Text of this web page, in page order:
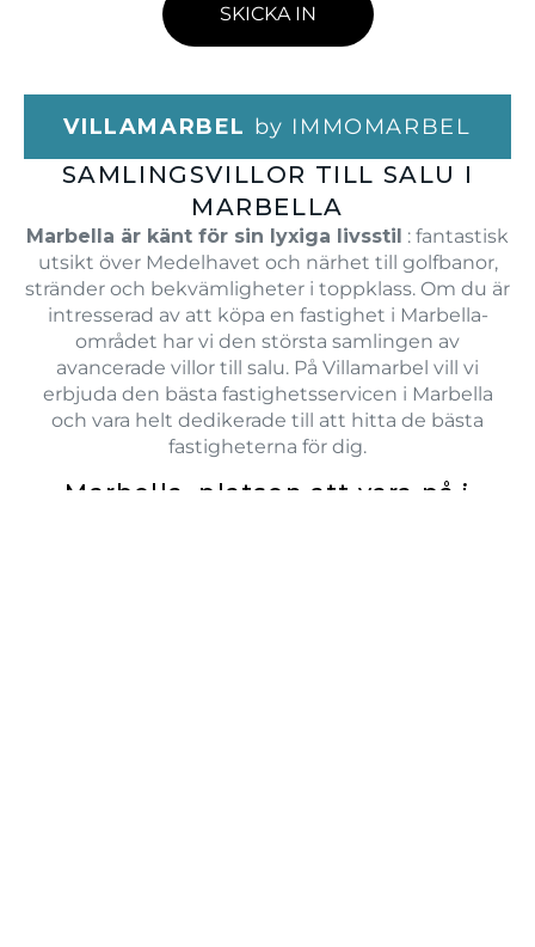
SKICKA IN
VILLAMARBEL by IMMOMARBEL
SAMLINGSVILLOR TILL SALU I
MARBELLA
Marbella är känt för sin lyxiga livsstil : fantastisk
utsikt över Medelhavet och närhet till golfbanor,
stränder och bekvämligheter i toppklass. Om du är
intresserad av att köpa en fastighet i Marbella-
området har vi den största samlingen av
avancerade villor till salu. På Villamarbel vill vi
erbjuda den bästa fastighetsservicen i Marbella
och vara helt dedikerade till att hitta de bästa
fastigheterna för dig.
Marbella, platsen att vara på i